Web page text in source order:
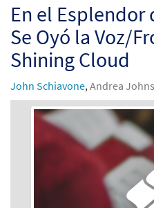
En el Esplendor
Se Oyó la Voz/
Shining Cloud
John Schiavone,Andrea